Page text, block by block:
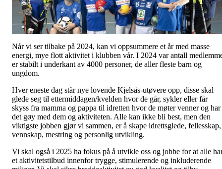
Når vi ser tilbake på 2024, kan vi oppsummere et år med masse
energi, mye flott aktivitet i klubben vår. I 2024 var antall
er stabilt i underkant av 4000 personer, de aller fleste barn og
ungdom.
Hver eneste dag står nye lovende Kjelsås-utøvere opp, disse skal
glede seg til ettermiddagen/kvelden hvor de går, sykler eller får
skyss fra mamma og pappa til idretten hvor de møter venner og har
det gøy med dem og aktiviteten. Alle kan ikke bli best, men den
viktigste jobben gjør vi sammen, er å skape idrettsglede, fellesskap,
vennskap, mestring og personlig utvikling.
Vi skal også i 2025 ha fokus på å utvikle oss og jobbe for at alle
et aktivitetstilbud innenfor trygge, stimulerende og inkluderende